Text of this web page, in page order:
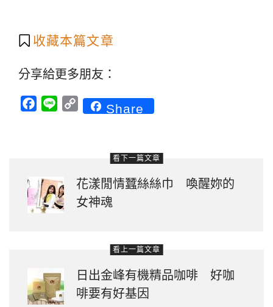
收藏本篇文章
分享給更多朋友：
Facebook
Line CopyShare
看下一篇文章
花漾閒情蠶絲絲巾 喚醒妳的
女神魂
看上一篇文章
日出金峰有機精品咖啡 好咖
啡要有好基因